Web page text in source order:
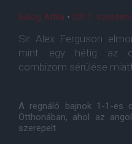
Balog Attila • 2011.
Sir Alex Ferguson
mint egy hétig az
combizom sérülése
A regnáló bajnok 1-1-es
Otthonában, ahol az
szerepelt.